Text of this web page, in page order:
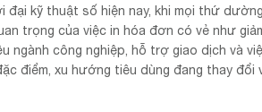
đại kỹ thuật số hiện nay, khi mọi thứ
trọng của việc in hóa đơn có vẻ như
ngành công nghiệp, hỗ trợ giao dịch và
điểm, xu hướng tiêu dùng đang thay đổi